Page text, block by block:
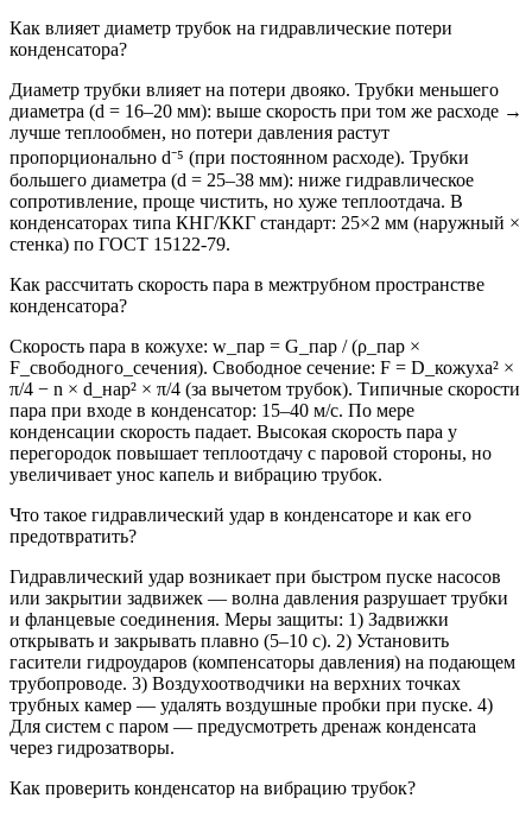
Как влияет диаметр трубок на гидравлические потери
конденсатора?
Диаметр трубки влияет на потери двояко. Трубки меньшего
диаметра (d = 16–20 мм): выше скорость при том же расходе →
лучше теплообмен, но потери давления растут
пропорционально d⁻⁵ (при постоянном расходе). Трубки
большего диаметра (d = 25–38 мм): ниже гидравлическое
сопротивление, проще чистить, но хуже теплоотдача. В
конденсаторах типа КНГ/ККГ стандарт: 25×2 мм (наружный ×
стенка) по ГОСТ 15122-79.
Как рассчитать скорость пара в межтрубном пространстве
конденсатора?
Скорость пара в кожухе: w_пар = G_пар / (ρ_пар ×
F_свободного_сечения). Свободное сечение: F = D_кожуха² ×
π/4 − n × d_нар² × π/4 (за вычетом трубок). Типичные скорости
пара при входе в конденсатор: 15–40 м/с. По мере
конденсации скорость падает. Высокая скорость пара у
перегородок повышает теплоотдачу с паровой стороны, но
увеличивает унос капель и вибрацию трубок.
Что такое гидравлический удар в конденсаторе и как его
предотвратить?
Гидравлический удар возникает при быстром пуске насосов
или закрытии задвижек — волна давления разрушает трубки
и фланцевые соединения. Меры защиты: 1) Задвижки
открывать и закрывать плавно (5–10 с). 2) Установить
гасители гидроударов (компенсаторы давления) на подающем
трубопроводе. 3) Воздухоотводчики на верхних точках
трубных камер — удалять воздушные пробки при пуске. 4)
Для систем с паром — предусмотреть дренаж конденсата
через гидрозатворы.
Как проверить конденсатор на вибрацию трубок?